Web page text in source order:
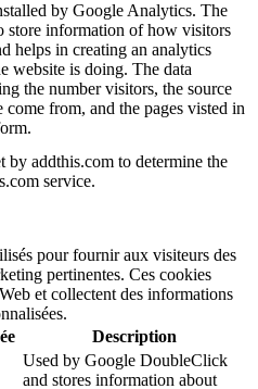
by Google Analytics. The
store information of how visitors
helps in creating an analytics
website is doing. The data
the number visitors, the source
come from, and the pages visted in
by addthis.com to determine the
service.
pour fournir aux visiteurs des
pertinentes. Ces cookies
et collectent des informations
Description
Used by Google DoubleClick
and stores information about